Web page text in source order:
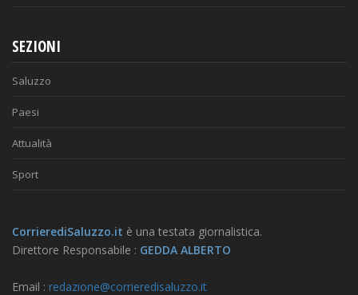
SEZIONI
Saluzzo
Paesi
Attualità
Sport
CorrierediSaluzzo.it è una testata giornalistica.
Direttore Responsabile : GEDDA ALBERTO
Email : redazione@corrieredisaluzzo.it